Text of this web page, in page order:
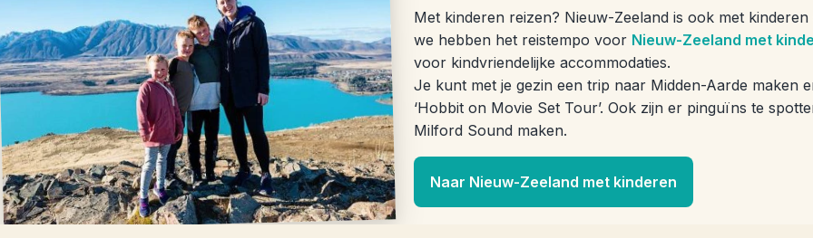
Met kinderen reizen? Nieuw-Zeeland is ook met
we hebben het reistempo voor Nieuw-Zeeland met
voor kindvriendelijke accommodaties.
Je kunt met je gezin een trip naar Midden-Aarde maken
‘Hobbit on Movie Set Tour’. Ook zijn er pinguïns te
Milford Sound maken.
Naar Nieuw-Zeeland met kinderen